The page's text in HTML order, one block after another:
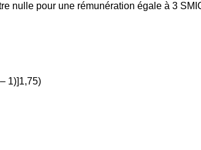
nulle pour une rémunération égale à 3
1)]1,75)